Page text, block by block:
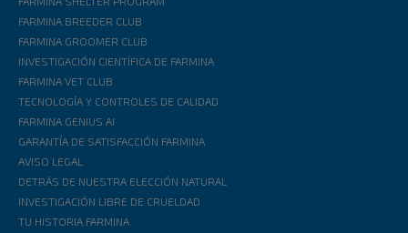
FARMINA BREEDER CLUB
FARMINA GROOMER CLUB
INVESTIGACIÓN CIENTÍFICA DE FARMINA
FARMINA VET CLUB
TECNOLOGÍA Y CONTROLES DE CALIDAD
FARMINA GENIUS AI
GARANTÍA DE SATISFACCIÓN FARMINA
AVISO LEGAL
DETRÁS DE NUESTRA ELECCIÓN NATURAL
INVESTIGACIÓN LIBRE DE CRUELDAD
TU HISTORIA FARMINA